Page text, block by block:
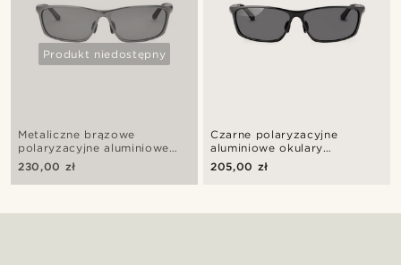
Produkt niedostępny
Metaliczne brązowe
polaryzacyjne aluminiowe
okulary przeciwsłoneczne
230,00 zł
Czarne polaryzacyjne
aluminiowe okulary
przeciwsłoneczne
205,00 zł